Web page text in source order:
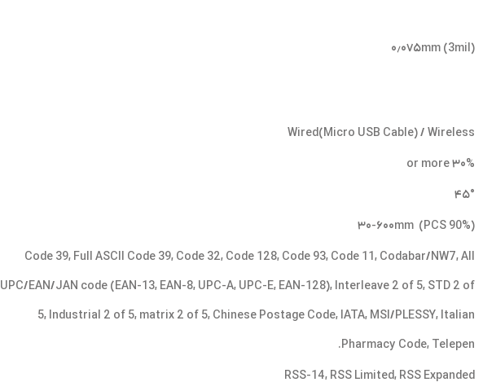
۰٫۰۷۵mm (3mil)
Wired(Micro USB Cable) / Wireless
۳۰% or more
۴۵°
۳۰-۶۰۰mm (PCS 90%)
Code 39, Full ASCII Code 39, Code 32, Code 128, Code 93, Code 11, Codabar/NW7, All
UPC/EAN/JAN code (EAN-13, EAN-8, UPC-A, UPC-E, EAN-128), Interleave 2 of 5, STD 2 of
5, Industrial 2 of 5, matrix 2 of 5, Chinese Postage Code, IATA, MSI/PLESSY, Italian
Pharmacy Code, Telepen.
RSS-14, RSS Limited, RSS Expanded